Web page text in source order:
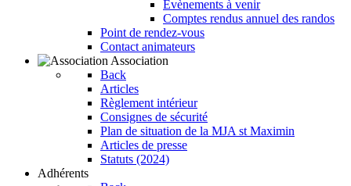
Evènements à venir
Comptes rendus annuel des randos
Point de rendez-vous
Contact animateurs
Association
Back
Articles
Règlement intérieur
Consignes de sécurité
Plan de situation de la MJA st Maximin
Articles de presse
Statuts (2024)
Adhérents